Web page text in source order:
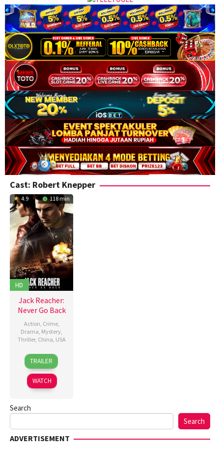
Cast: Robert Knepper
4.9 118 min
HD
Jack Reacher:
Never Go Back
Action, Crime,
Drama, Mystery,
Thriller, China, USA
19
Oct
2016
Edward
Zwick
TRAILER
WATCH
Search
Search
ADVERTISEMENT